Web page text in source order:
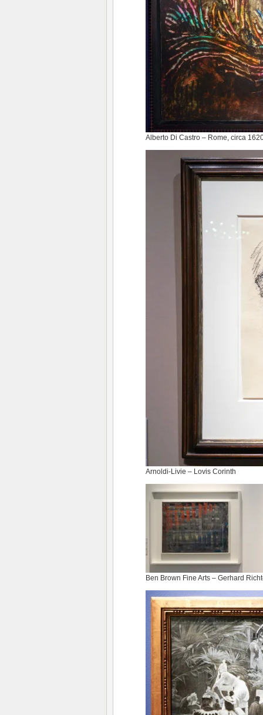
Alberto Di Castro – Rome, circa
Arnoldi-Livie – Lovis Corinth
Ben Brown Fine Arts – Gerhard